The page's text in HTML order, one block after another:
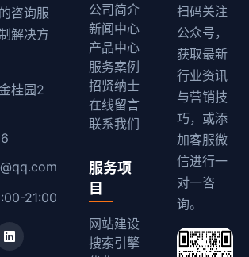
咨询服
解决方
桂园2
21:00
公司简介
新闻中心
产品中心
服务案例
招贤纳士
在线留言
联系我们
服务项
目
网站建设
搜索引擎
扫码关注
公众号，
获取最新
行业资讯
与营销技
巧，或添
加客服微
信进行一
对一咨
询。